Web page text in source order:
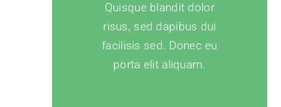
Quisque blandit dolor
risus, sed dapibus dui
facilisis sed. Donec eu
porta elit aliquam.